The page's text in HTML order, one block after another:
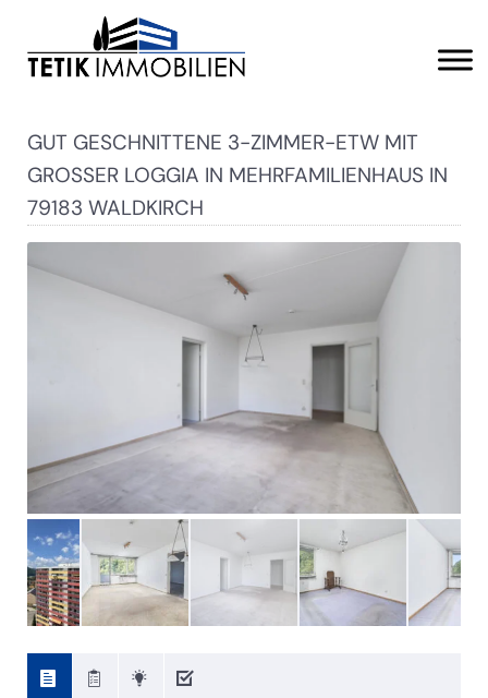
GUT GESCHNITTENE 3-ZIMMER-ETW MIT
GROSSER LOGGIA IN MEHRFAMILIENHAUS IN 7
9183 WALDKIRCH